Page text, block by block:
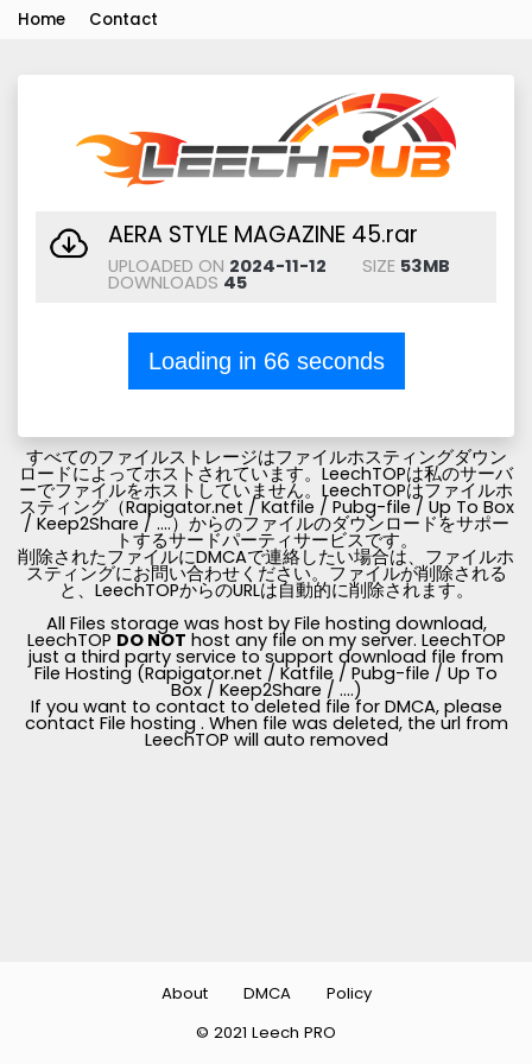
Home Contact
AERA STYLE MAGAZINE 45.rar
UPLOADED ON 2024-11-12 SIZE 53MB
DOWNLOADS 45
Loading in 66seconds
すべてのファイルストレージはファイルホスティングダウン
ロードによってホストされています。LeechTOPは私のサーバ
ーでファイルをホストしていません。LeechTOPはファイルホ
スティング（Rapigator.net / Katfile / Pubg-file / Up To Box
/ Keep2Share / ....）からのファイルのダウンロードをサポー
トするサードパーティサービスです。
削除されたファイルにDMCAで連絡したい場合は、ファイルホ
スティングにお問い合わせください。ファイルが削除される
と、LeechTOPからのURLは自動的に削除されます。
All Files storage was host by File hosting download,
LeechTOP DO NOT host any file on my server. LeechTOP
just a third party service to support download file from
File Hosting (Rapigator.net / Katfile / Pubg-file / Up To
Box / Keep2Share / ....)
If you want to contact to deleted file for DMCA, please
contact File hosting . When file was deleted, the url from
LeechTOP will auto removed
© 2021 Leech PRO
About DMCA Policy